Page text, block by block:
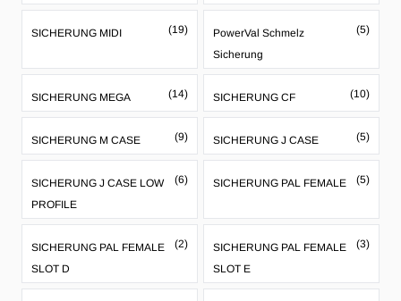
SICHERUNG MIDI (19)
PowerVal Schmelz
Sicherung
(5)
SICHERUNG MEGA (14) SICHERUNG CF (10)
SICHERUNG M CASE (9) SICHERUNG J CASE (5)
SICHERUNG J CASE LOW
PROFILE
(6) SICHERUNG PAL FEMALE (5)
SICHERUNG PAL FEMALE
SLOT D
(2)
SICHERUNG PAL FEMALE
SLOT E
(3)